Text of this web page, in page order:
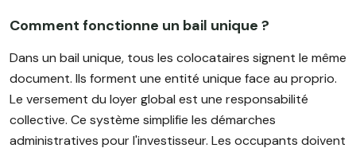
Comment fonctionne un bail unique ?
Dans un bail unique, tous les colocataires signent le même
document. Ils forment une entité unique face au proprio.
Le versement du loyer global est une responsabilité
collective. Ce système simplifie les démarches
administratives pour l'investisseur. Les occupants doivent